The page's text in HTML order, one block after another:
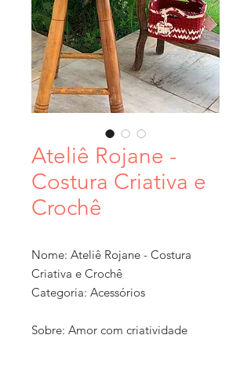
Ateliê Rojane -
Costura Criativa e
Crochê
Nome: Ateliê Rojane - Costura
Criativa e Crochê
Categoria: Acessórios
Sobre: Amor com criatividade